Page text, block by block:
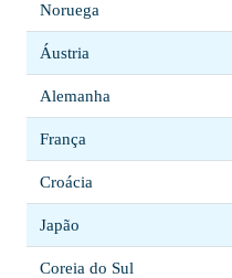
Noruega
Áustria
Alemanha
França
Croácia
Japão
Coreia do Sul